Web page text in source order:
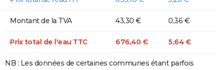
Montant de la TVA 43,30 € 0,36 €
Prix total de l'eau TTC 676,40 € 5,64 €
NB : Les données de certaines communes étant parfois